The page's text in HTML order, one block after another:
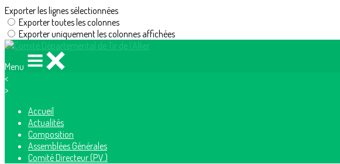
Exporter les lignes sélectionnées
Exporter toutes les colonnes
Exporter uniquement les colonnes affichées
Menu
<
>
Accueil
Actualités
Composition
Assemblées Générales
Comité Directeur (P.V.)